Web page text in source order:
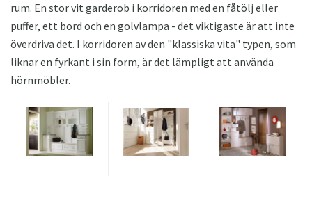
rum. En stor vit garderob i korridoren med en fåtölj eller
puffer, ett bord och en golvlampa - det viktigaste är att inte
överdriva det. I korridoren av den "klassiska vita" typen, som
liknar en fyrkant i sin form, är det lämpligt att använda
hörnmöbler.